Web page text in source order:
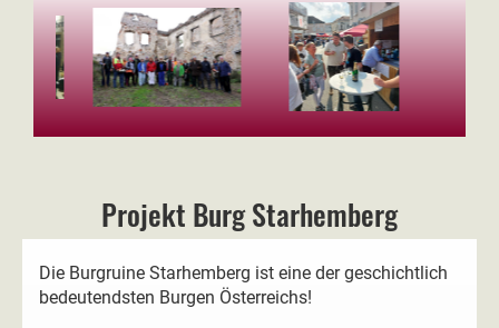
Projekt Burg Starhemberg
Die Burgruine Starhemberg ist eine der geschichtlich
bedeutendsten Burgen Österreichs!